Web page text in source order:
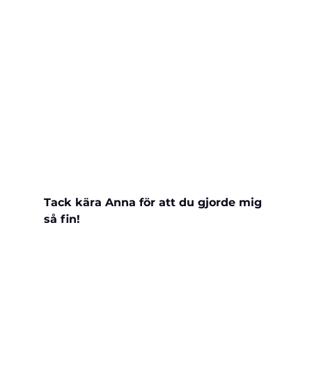
Tack kära Anna för att du gjorde mig
så fin!